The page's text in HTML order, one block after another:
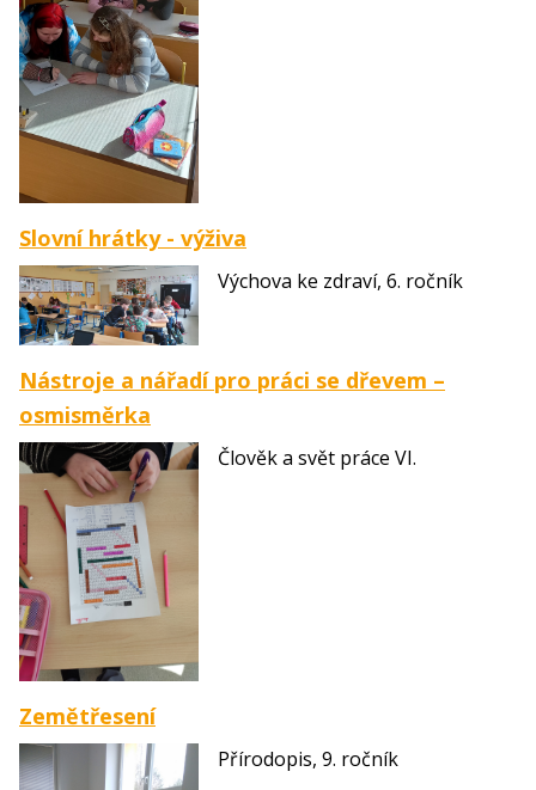
Slovní hrátky - výživa
Výchova ke zdraví, 6. ročník
Nástroje a nářadí pro práci se dřevem –
osmisměrka
Člověk a svět práce VI.
Zemětřesení
Přírodopis, 9. ročník